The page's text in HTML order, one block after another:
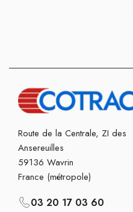
Route de la Centrale, ZI des
Ansereuilles
59136 Wavrin
France (métropole)
03 20 17 03 60